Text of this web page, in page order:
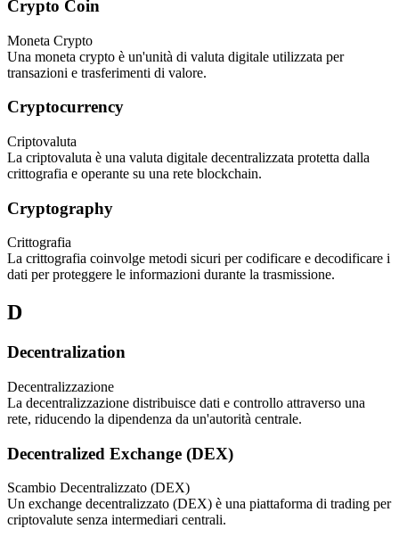
Crypto Coin
Moneta Crypto
Una moneta crypto è un'unità di valuta digitale utilizzata per
transazioni e trasferimenti di valore.
Cryptocurrency
Criptovaluta
La criptovaluta è una valuta digitale decentralizzata protetta dalla
crittografia e operante su una rete blockchain.
Cryptography
Crittografia
La crittografia coinvolge metodi sicuri per codificare e decodificare i
dati per proteggere le informazioni durante la trasmissione.
D
Decentralization
Decentralizzazione
La decentralizzazione distribuisce dati e controllo attraverso una
rete, riducendo la dipendenza da un'autorità centrale.
Decentralized Exchange (DEX)
Scambio Decentralizzato (DEX)
Un exchange decentralizzato (DEX) è una piattaforma di trading per
criptovalute senza intermediari centrali.